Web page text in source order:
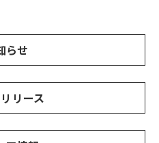
らせ
リース